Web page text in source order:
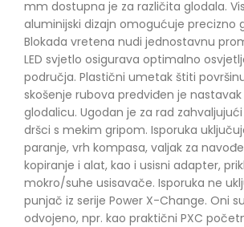
mm dostupna je za različita glodala.
aluminijski dizajn omogućuje precizno
Blokada vretena nudi jednostavnu
LED svjetlo osigurava optimalno
područja. Plastični umetak štiti
skošenje rubova predviđen je
glodalicu. Ugodan je za rad
dršci s mekim gripom. Isporuka
paranje, vrh kompasa, valjak za
kopiranje i alat, kao i usisni adapter,
mokro/suhe usisavače. Isporuka ne
punjač iz serije Power X-Change. Oni
odvojeno, npr. kao praktični PXC